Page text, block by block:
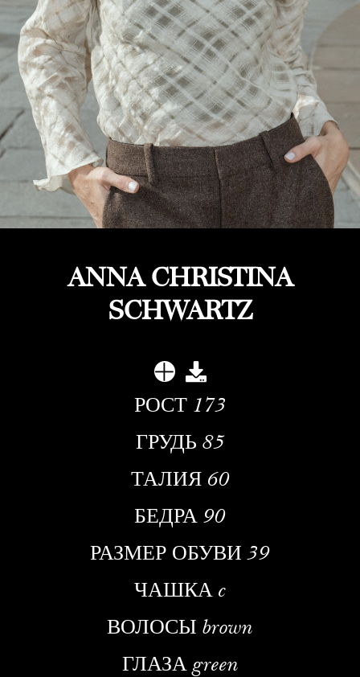
ANNA CHRISTINA
SCHWARTZ
РОСТ 173
ГРУДЬ 85
ТАЛИЯ 60
БЕДРА 90
РАЗМЕР ОБУВИ 39
ЧАШКА c
ВОЛОСЫ brown
ГЛАЗА green